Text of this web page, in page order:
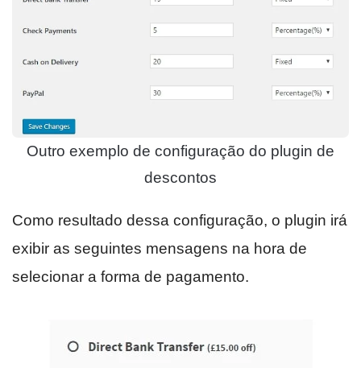
Outro exemplo de configuração do plugin de
descontos
Como resultado dessa configuração, o plugin irá
exibir as seguintes mensagens na hora de
selecionar a forma de pagamento.